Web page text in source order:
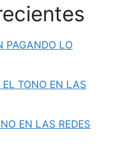
PAGANDO LO
EL TONO EN LAS
EN LAS REDES